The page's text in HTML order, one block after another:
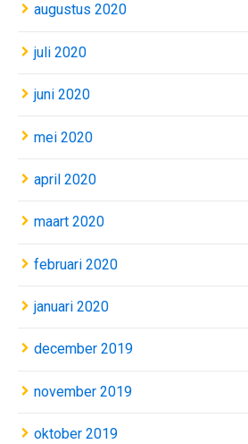
augustus 2020
juli 2020
juni 2020
mei 2020
april 2020
maart 2020
februari 2020
januari 2020
december 2019
november 2019
oktober 2019